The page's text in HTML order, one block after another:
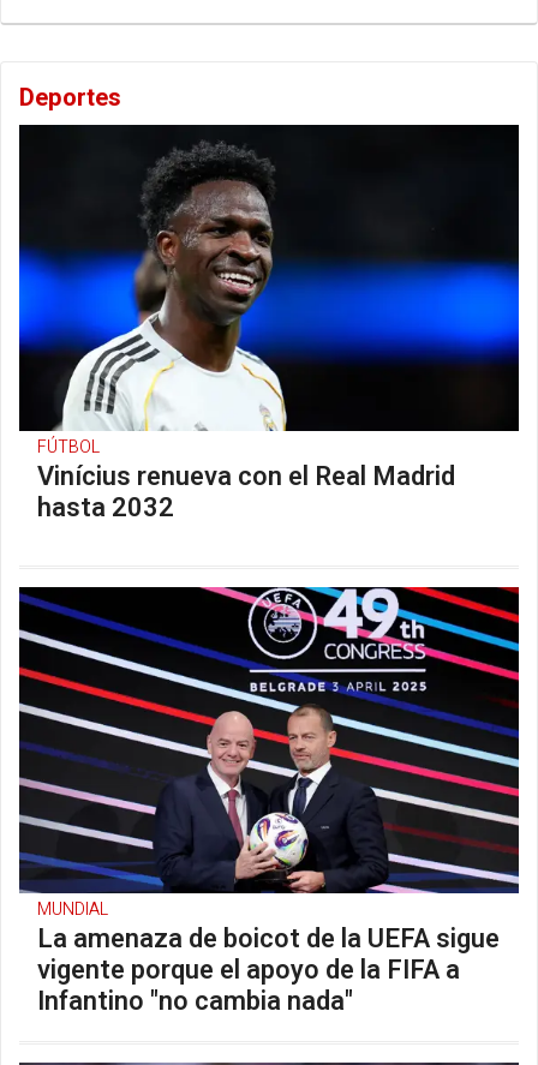
Deportes
FÚTBOL
Vinícius renueva con el Real Madrid
hasta 2032
MUNDIAL
La amenaza de boicot de la UEFA sigue
vigente porque el apoyo de la FIFA a
Infantino "no cambia nada"